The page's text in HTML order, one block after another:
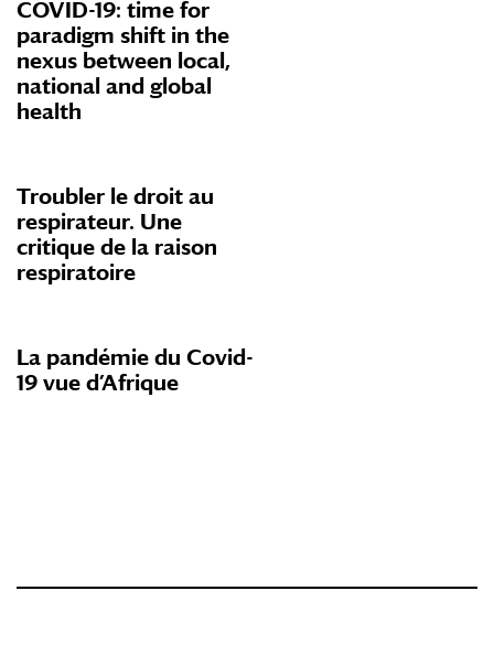
COVID-19: time for
paradigm shift in the
nexus between local,
national and global
health
Troubler le droit au
respirateur. Une
critique de la raison
respiratoire
La pandémie du Covid-
19 vue d’Afrique